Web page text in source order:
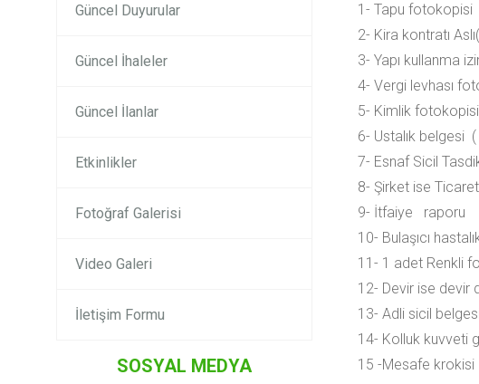
Güncel Duyurular
Güncel İhaleler
Güncel İlanlar
Etkinlikler
Fotoğraf Galerisi
Video Galeri
İletişim Formu
SOSYAL MEDYA
1- Tapu fotokopisi
2- Kira kontratı
3- Yapı kullanma
4- Vergi levhası
5- Kimlik fotokopisi
6- Ustalık belgesi
7- Esnaf Sicil
8- Şirket ise
9- İtfaiye raporu
10- Bulaşıcı
11- 1 adet Renkli
12- Devir ise devir
13- Adli sicil
14- Kolluk kuvveti
15 -Mesafe krokisi